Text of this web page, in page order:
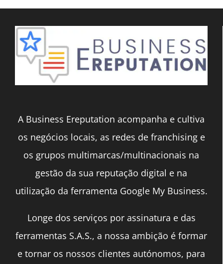
A Business Ereputation acompanha e cultiva
os negócios locais, as redes de franchising e
os grupos multimarcas/multinacionais na
gestão da sua reputação digital e na
utilização da ferramenta Google My Business.
Longe dos serviços por assinatura e das
ferramentas S.A.S., a nossa ambição é formar
e tornar os nossos clientes autónomos, para